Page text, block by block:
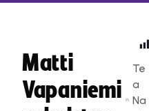
Matti
Vapaniemi
Te
a
Na